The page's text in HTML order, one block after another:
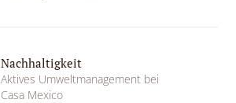
Nachhaltigkeit
Aktives Umweltmanagement bei
Casa Mexico